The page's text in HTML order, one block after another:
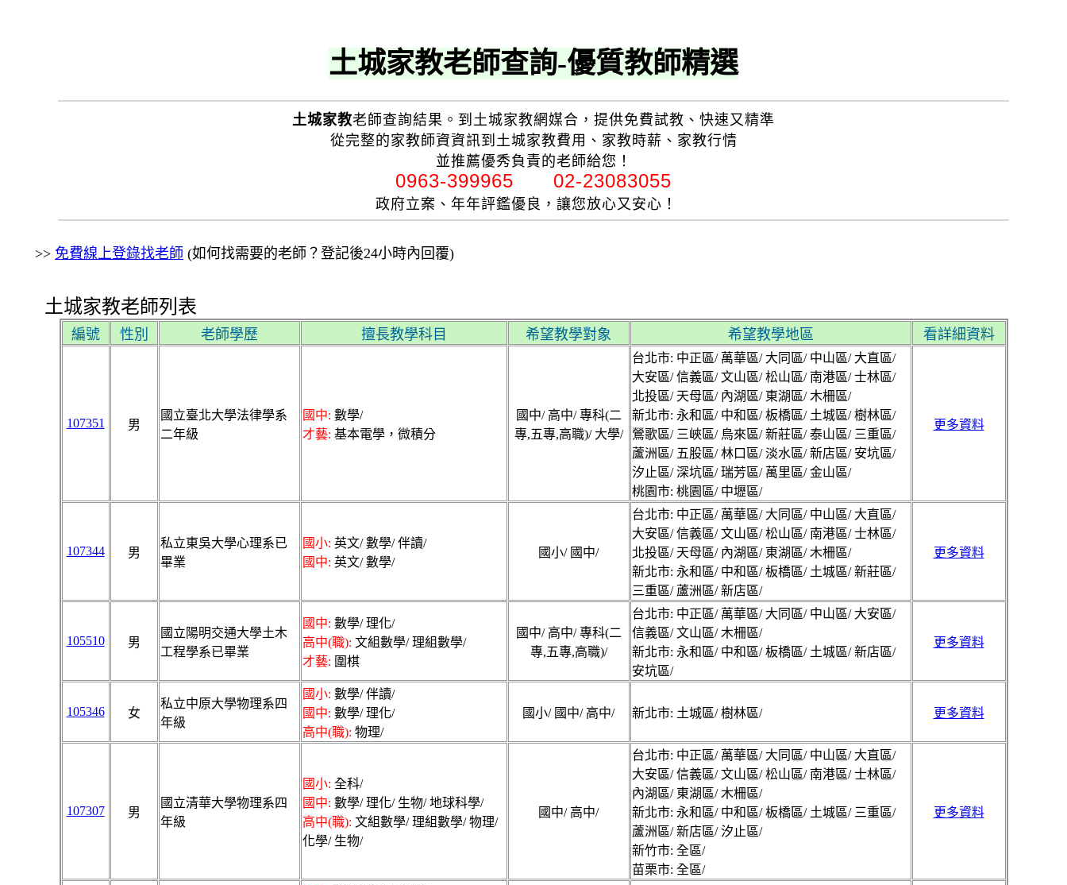
土城家教老師查詢-優質教師精選
土城家教老師查詢結果。到土城家教網媒合，提供免費試教、快速又精準
從完整的家教師資資訊到土城家教費用、家教時薪、家教行情
並推薦優秀負責的老師給您！
0963-399965 02-23083055
政府立案、年年評鑑優良，讓您放心又安心！
>> 免費線上登錄找老師 (如何找需要的老師？登記後24小時內回覆)
土城家教老師列表
編號 性別 老師學歷 擅長教學科目 希望教學對象 希望教學地區 看詳細資料
107351 男
國立臺北大學法律學系
二年級
國中: 數學/
才藝: 基本電學，微積分
國中/ 高中/ 專科(二
專,五專,高職)/ 大學/
台北市: 中正區/ 萬華區/ 大同區/ 中山區/ 大直區/
大安區/ 信義區/ 文山區/ 松山區/ 南港區/ 士林區/
北投區/ 天母區/ 內湖區/ 東湖區/ 木柵區/
新北市: 永和區/ 中和區/ 板橋區/ 土城區/ 樹林區/
鶯歌區/ 三峽區/ 烏來區/ 新莊區/ 泰山區/ 三重區/
蘆洲區/ 五股區/ 林口區/ 淡水區/ 新店區/ 安坑區/
汐止區/ 深坑區/ 瑞芳區/ 萬里區/ 金山區/
桃園市: 桃園區/ 中壢區/
更多資料
107344 男
私立東吳大學心理系已
畢業
國小: 英文/ 數學/ 伴讀/
國中: 英文/ 數學/
國小/ 國中/
台北市: 中正區/ 萬華區/ 大同區/ 中山區/ 大直區/
大安區/ 信義區/ 文山區/ 松山區/ 南港區/ 士林區/
北投區/ 天母區/ 內湖區/ 東湖區/ 木柵區/
新北市: 永和區/ 中和區/ 板橋區/ 土城區/ 新莊區/
三重區/ 蘆洲區/ 新店區/
更多資料
105510 男
國立陽明交通大學土木
工程學系已畢業
國中: 數學/ 理化/
高中(職): 文組數學/ 理組數學/
才藝: 圍棋
國中/ 高中/ 專科(二
專,五專,高職)/
台北市: 中正區/ 萬華區/ 大同區/ 中山區/ 大安區/
信義區/ 文山區/ 木柵區/
新北市: 永和區/ 中和區/ 板橋區/ 土城區/ 新店區/
安坑區/
更多資料
105346 女
私立中原大學物理系四
年級
國小: 數學/ 伴讀/
國中: 數學/ 理化/
高中(職): 物理/
國小/ 國中/ 高中/ 新北市: 土城區/ 樹林區/ 更多資料
107307 男
國立清華大學物理系四
年級
國小: 全科/
國中: 數學/ 理化/ 生物/ 地球科學/
高中(職): 文組數學/ 理組數學/ 物理/
化學/ 生物/
國中/ 高中/
台北市: 中正區/ 萬華區/ 大同區/ 中山區/ 大直區/
大安區/ 信義區/ 文山區/ 松山區/ 南港區/ 士林區/
內湖區/ 東湖區/ 木柵區/
新北市: 永和區/ 中和區/ 板橋區/ 土城區/ 三重區/
蘆洲區/ 新店區/ 汐止區/
新竹市: 全區/
苗栗市: 全區/
更多資料